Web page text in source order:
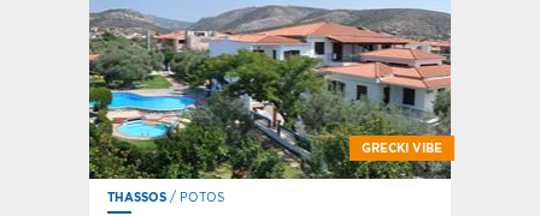
GRECKI VIBE
THASSOS / POTOS